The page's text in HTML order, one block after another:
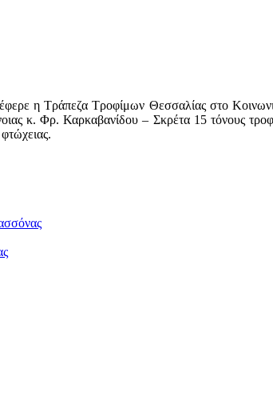
η Τράπεζα Τροφίμων Θεσσαλίας στο
κ. Φρ. Καρκαβανίδου – Σκρέτα 15 τόνους